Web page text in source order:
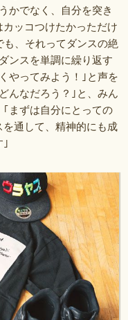
かでなく、自分を突き
ッコつけたかっただけ
、それってダンスの絶
ンスを単調に繰り返す
やってみよう！｣と声を
んなだろう？｣と、みん
まずは自分にとっての
通して、精神的にも成
｣